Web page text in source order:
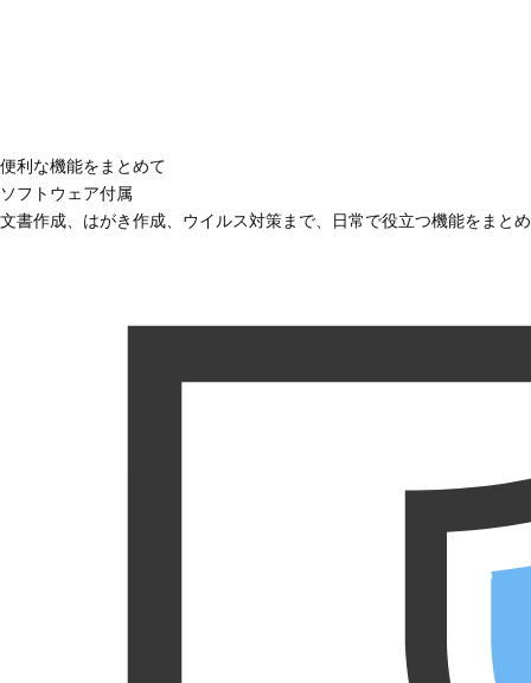
便利な機能をまとめて
ソフトウェア付属
文書作成、はがき作成、ウイルス対策まで、日常で役立つ機能をまと